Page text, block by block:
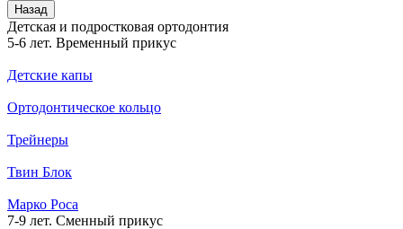
Назад
Детская и подростковая ортодонтия
5-6 лет. Временный прикус
Детские капы
Ортодонтическое кольцо
Трейнеры
Твин Блок
Марко Роса
7-9 лет. Сменный прикус